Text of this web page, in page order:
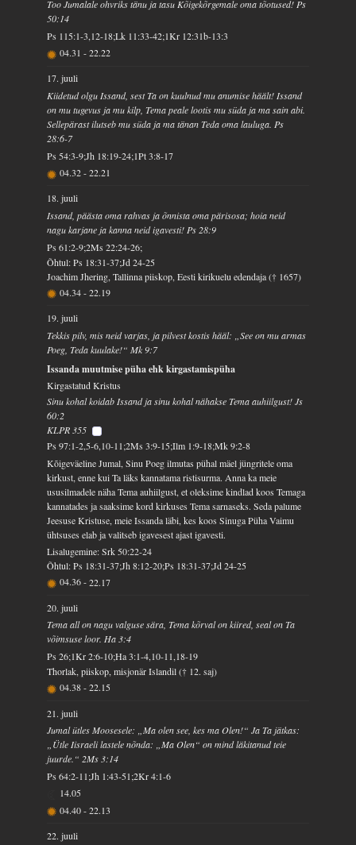
Too Jumalale ohvriks tänu ja tasu Kõigekõrgemale oma tõotused! Ps
50:14
Ps 115:1-3,12-18;Lk 11:33-42;1Kr 12:31b-13:3
04.31 -22.22
17. juuli
Kiidetud olgu Issand, sest Ta on kuulnud mu anumise häält! Issand
on mu tugevus ja mu kilp, Tema peale lootis mu süda ja ma sain abi.
Sellepärast ilutseb mu süda ja ma tänan Teda oma lauluga. Ps
28:6-7
Ps 54:3-9;Jh 18:19-24;1Pt 3:8-17
04.32-22.21
18. juuli
Issand, päästa oma rahvas ja õnnista oma pärisosa; hoia neid
nagu karjane ja kanna neid igavesti! Ps 28:9
Ps 61:2-9;2Ms 22:24-26;
Õhtul: Ps 18:31-37;Jd 24-25
Joachim Jhering, Tallinna piiskop, Eesti kirikuelu edendaja († 1657)
04.34-22.19
19. juuli
Tekkis pilv, mis neid varjas, ja pilvest kostis hääl: „See on mu armas
Poeg, Teda kuulake!“ Mk 9:7
Issanda muutmise püha ehk kirgastamispüha
Kirgastatud Kristus
Sinu kohal koidab Issand ja sinu kohal nähakse Tema auhiilgust! Js
60:2
KLPR 355
Ps 97:1-2,5-6,10-11;2Ms 3:9-15;Ilm 1:9-18;Mk 9:2-8
Kõigeväeline Jumal, Sinu Poeg ilmutas pühal mäel jüngritele oma
kirkust, enne kui Ta läks kannatama ristisurma. Anna ka meie
ususilmadele näha Tema auhiilgust, et oleksime kindlad koos Temaga
kannatades ja saaksime kord kirkuses Tema sarnaseks. Seda palume
Jeesuse Kristuse, meie Issanda läbi, kes koos Sinuga Püha Vaimu
ühtsuses elab ja valitseb igavesest ajast igavesti.
Lisalugemine: Srk 50:22-24
Õhtul: Ps 18:31-37;Jh 8:12-20;Ps 18:31-37;Jd 24-25
04.36-22.17
20. juuli
Tema all on nagu valguse sära, Tema kõrval on kiired, seal on Ta
võimsuse loor. Ha 3:4
Ps 26;1Kr 2:6-10;Ha 3:1-4,10-11,18-19
Thorlak, piiskop, misjonär Islandil († 12. saj)
04.38-22.15
21. juuli
Jumal ütles Moosesele: „Ma olen see, kes ma Olen!“ Ja Ta jätkas:
„Ütle Iisraeli lastele nõnda: „Ma Olen“ on mind läkitanud teie
juurde.“ 2Ms 3:14
Ps 64:2-11;Jh 1:43-51;2Kr 4:1-6
14.05
04.40-22.13
22. juuli